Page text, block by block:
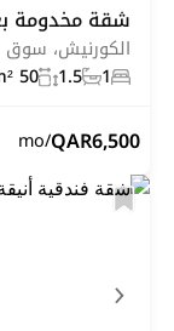
شقة مخدومة
الكورنيش،
1
1.5
50 m²
6,500
QAR
/mo